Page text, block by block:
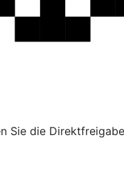
Sie die